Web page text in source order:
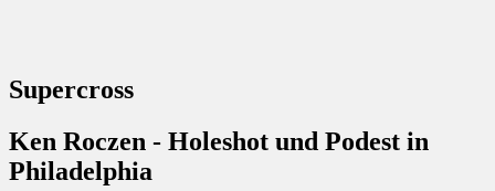
Supercross
Ken Roczen - Holeshot und Podest in
Philadelphia